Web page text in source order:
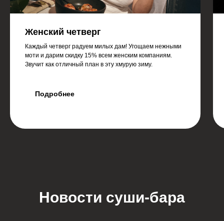
Женский четверг
Каждый четверг радуем милых дам! Угощаем нежными
моти и дарим скидку 15% всем женским компаниям.
Звучит как отличный план в эту хмурую зиму.
Подробнее
Новости суши-бара